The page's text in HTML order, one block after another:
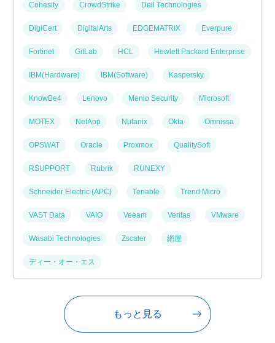
Cohesity CrowdStrike Dell Technologies
DigiCert DigitalArts EDGEMATRIX Everpure
Fortinet GitLab HCL Hewlett Packard Enterprise
IBM(Hardware) IBM(Software) Kaspersky
KnowBe4 Lenovo Menlo Security Microsoft
MOTEX NetApp Nutanix Okta Omnissa
OPSWAT Oracle Proxmox QualitySoft
RSUPPORT Rubrik RUNEXY
Schneider Electric (APC) Tenable Trend Micro
VAST Data VAIO Veeam Veritas VMware
Wasabi Technologies Zscaler 網屋
ディー・オー・エス
もっと見る